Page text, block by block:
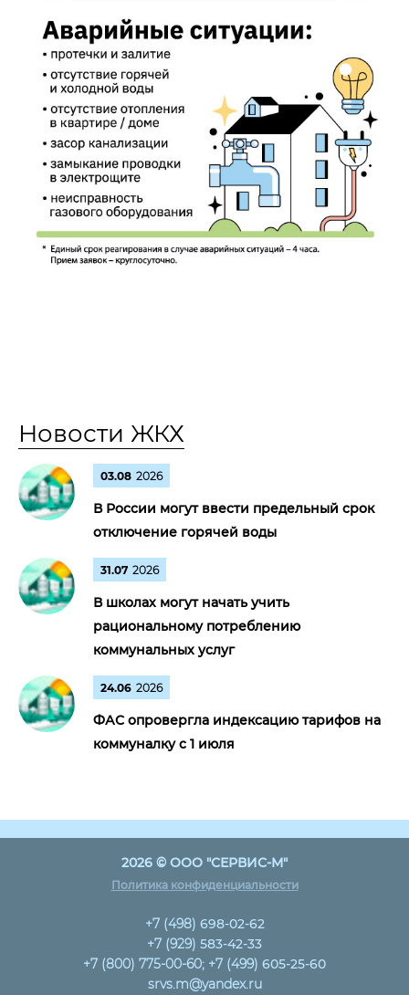
Новости ЖКХ
03.08 2026
В России могут ввести предельный срок
отключение горячей воды
31.07 2026
В школах могут начать учить
рациональному потреблению
коммунальных услуг
24.06 2026
ФАС опровергла индексацию тарифов на
коммуналку с 1 июля
2026 © ООО "СЕРВИС-М"
Политика конфиденциальности
+7 (498) 698-02-62
+7 (929) 583-42-33
+7 (800) 775-00-60; +7 (499) 605-25-60
srvs.m@yandex.ru